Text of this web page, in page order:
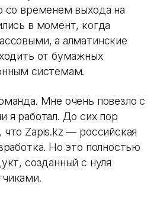
со временем выхода на
в момент, когда
а алматинские
от бумажных
системам.
Мне очень повезло с
я работал. До сих пор
Zapis.kz — российская
Но это полностью
созданный с нуля